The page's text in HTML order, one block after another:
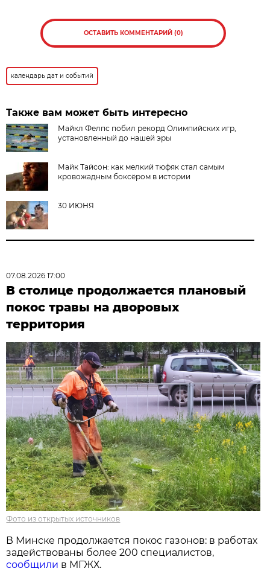
ОСТАВИТЬ КОММЕНТАРИЙ (0)
календарь дат и событий
Также вам может быть интересно
Майкл Фелпс побил рекорд Олимпийских игр,
установленный до нашей эры
Майк Тайсон: как мелкий тюфяк стал самым
кровожадным боксёром в истории
30 ИЮНЯ
07.08.2026 17:00
В столице продолжается плановый
покос травы на дворовых
территория
Фото из открытых источников
В Минске продолжается покос газонов: в работах
задействованы более 200 специалистов,
сообщили в МГЖХ.